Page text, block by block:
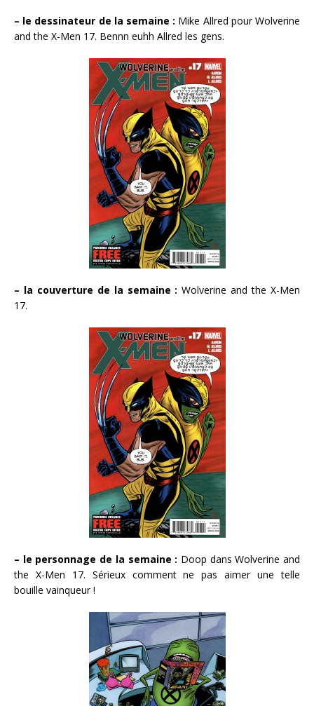
– le dessinateur de la semaine : Mike Allred pour Wolverine
and the X-Men 17. Bennn euhh Allred les gens.
– la couverture de la semaine :Wolverine and the X-Men
17.
– le personnage de la semaine : Doop dans Wolverine and
the X-Men 17. Sérieux comment ne pas aimer une telle
bouille vainqueur !